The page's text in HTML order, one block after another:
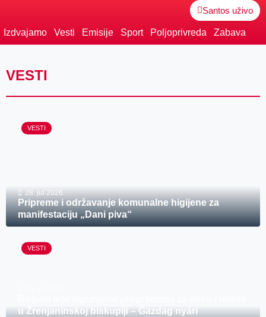
Santos uživo
Izdvajamo Vesti Emisije Sport Poljoprivreda Zabava
VESTI
VESTI
28. jul 2026.
Pripreme i održavanje komunalne higijene za
manifestaciju „Dani piva“
VESTI
u Zrenjaninskoj biskupiji – Gazdag nyári